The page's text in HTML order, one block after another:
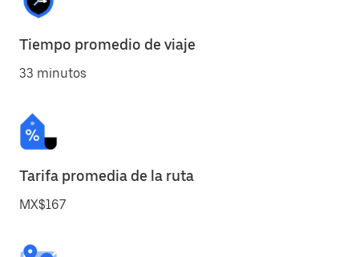
Tiempo promedio de viaje
33 minutos
Tarifa promedia de la ruta
MX$167